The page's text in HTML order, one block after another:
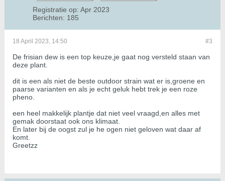
Registratie op: Apr 2023
Berichten: 185
#3
18 April 2023, 14:50
De frisian dew is een top keuze,je gaat nog versteld staan van
deze plant.
dit is een als niet de beste outdoor strain wat er is,groene en
paarse varianten en als je echt geluk hebt trek je een roze
pheno.
een heel makkelijk plantje dat niet veel vraagd,en alles met
gemak doorstaat ook ons klimaat.
En later bij de oogst zul je he ogen niet geloven wat daar af
komt.
Greetzz